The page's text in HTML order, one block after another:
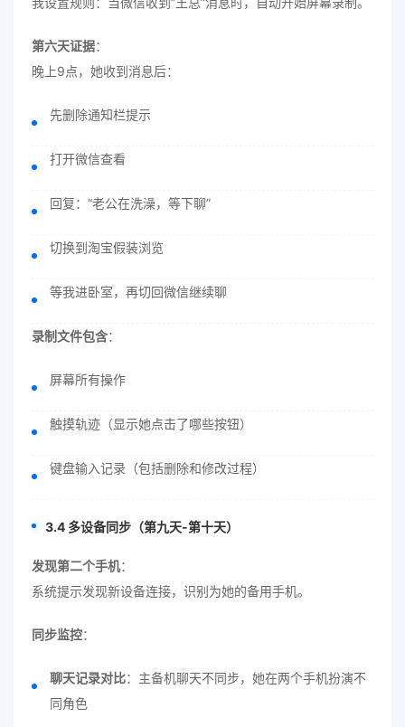
第六天证据：
晚上9点，她收到消息后：
先删除通知栏提示
打开微信查看
回复：“老公在洗澡，等下聊”
切换到淘宝假装浏览
等我进卧室，再切回微信继续聊
录制文件包含：
屏幕所有操作
触摸轨迹（显示她点击了哪些按钮）
键盘输入记录（包括删除和修改过程）
3.4 多设备同步（第九天-第十天）
发现第二个手机：
系统提示发现新设备连接，识别为她的备用手机。
同步监控：
聊天记录对比：主备机聊天不同步，她在两个手机扮演不
同角色